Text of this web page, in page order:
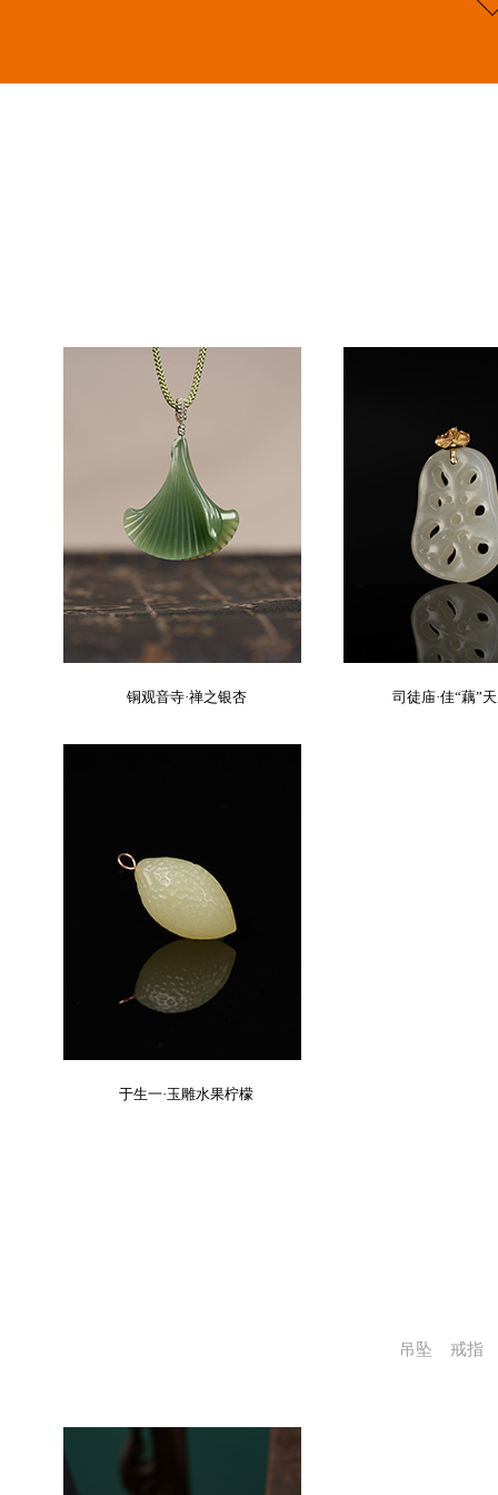
铜观音寺·禅之银杏 司徒庙·佳“藕”
于生一·玉雕水果柠檬
吊坠 戒指